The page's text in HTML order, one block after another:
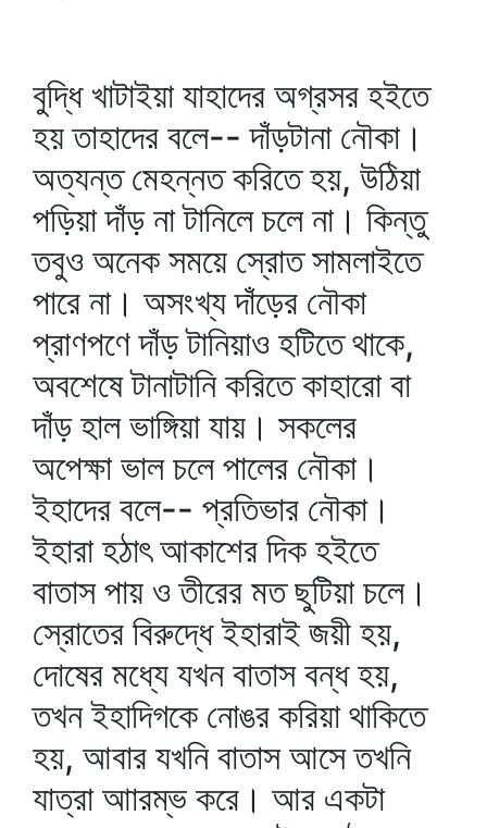
বুদ্ধি খাটাইয়া যাহাদের অগ্রসর হইতে
হয় তাহাদের বলে-- দাঁড়টানা নৌকা।
অত্যন্ত মেহন্নত করিতে হয়, উঠিয়া
পড়িয়া দাঁড় না টানিলে চলে না। কিন্তু
তবুও অনেক সময়ে স্রোত সামলাইতে
পারে না। অসংখ্য দাঁড়ের নৌকা
প্রাণপণে দাঁড় টানিয়াও হটিতে থাকে,
অবশেষে টানাটানি করিতে কাহারো বা
দাঁড় হাল ভাঙ্গিয়া যায়। সকলের
অপেক্ষা ভাল চলে পালের নৌকা।
ইহাদের বলে-- প্রতিভার নৌকা।
ইহারা হঠাৎ আকাশের দিক হইতে
বাতাস পায় ও তীরের মত ছুটিয়া চলে।
স্রোতের বিরুদ্ধে ইহারাই জয়ী হয়,
দোষের মধ্যে যখন বাতাস বন্ধ হয়,
তখন ইহাদিগকে নোঙর করিয়া থাকিতে
হয়, আবার যখনি বাতাস আসে তখনি
যাত্রা আারম্ভ করে। আর একটা